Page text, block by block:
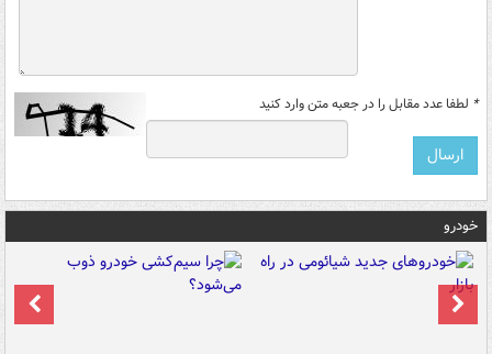
* لطفا عدد مقابل را در جعبه متن وارد کنید
خودرو